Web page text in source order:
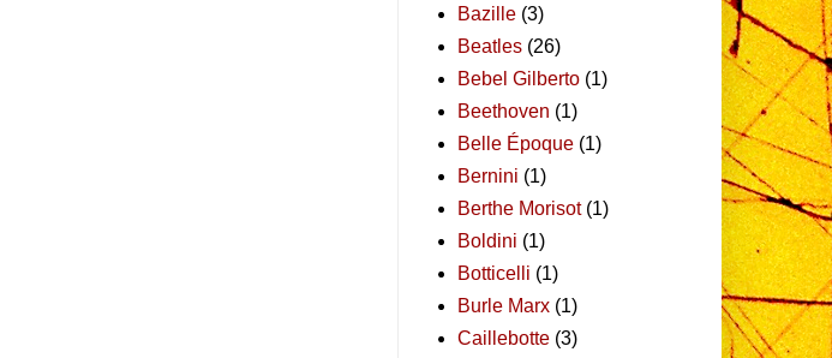
Bazille (3)
Beatles (26)
Bebel Gilberto (1)
Beethoven (1)
Belle Époque (1)
Bernini (1)
Berthe Morisot (1)
Boldini (1)
Botticelli (1)
Burle Marx (1)
Caillebotte (3)